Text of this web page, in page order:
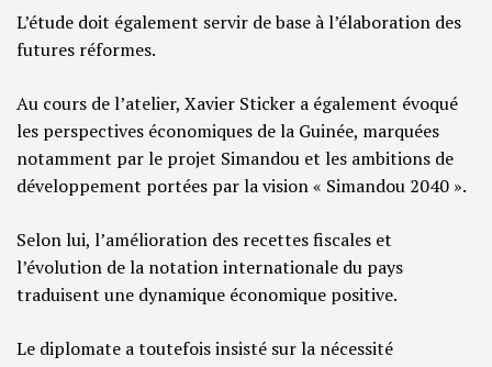
L’étude doit également servir de base à l’élaboration des
futures réformes.
Au cours de l’atelier, Xavier Sticker a également évoqué
les perspectives économiques de la Guinée, marquées
notamment par le projet Simandou et les ambitions de
développement portées par la vision « Simandou 2040 ».
Selon lui, l’amélioration des recettes fiscales et
l’évolution de la notation internationale du pays
traduisent une dynamique économique positive.
Le diplomate a toutefois insisté sur la nécessité